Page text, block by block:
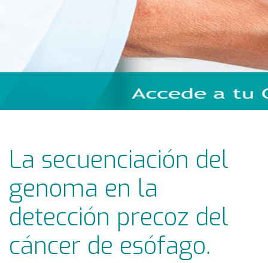
La secuenciación del
genoma en la
detección precoz del
cáncer de esófago.